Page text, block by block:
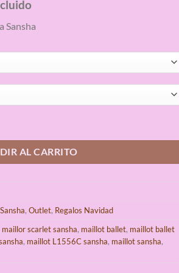
Sansha
AL CARRITO
, Outlet, Regalos Navidad
maillor scarlet sansha, maillot ballet, maillot ballet
, maillot L1556C sansha, maillot sansha,